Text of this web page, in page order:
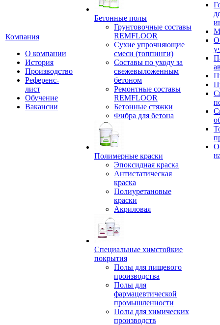
Компания
О компании
История
Производство
Референс-
лист
Обучение
Вакансии
Бетонные полы
Грунтовочные составы
REMFLOOR
Сухие упрочняющие
смеси (топпинги)
Составы по уходу за
свежевыложенным
бетоном
Ремонтные составы
REMFLOOR
Бетонные стяжки
Фибра для бетона
Полимерные краски
Эпоксидная краска
Антистатическая
краска
Полиуретановые
краски
Акриловая
Специальные химстойкие
покрытия
Полы для пищевого
производства
Полы для
фармацевтической
промышленности
Полы для химических
производств